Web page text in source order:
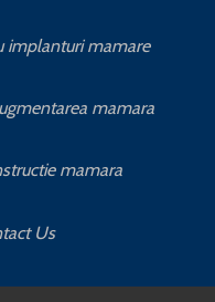
implanturi mamare
mamara
mamara
Us